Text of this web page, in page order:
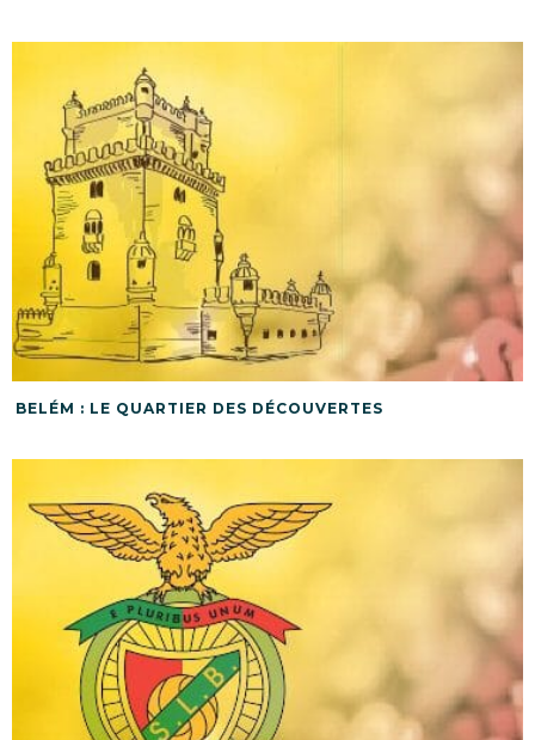
BELÉM : LE QUARTIER DES DÉCOUVERTES